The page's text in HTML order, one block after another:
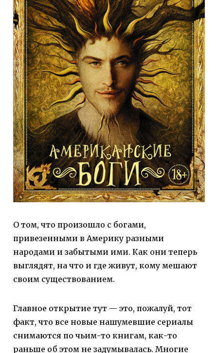
О том, что произошло с богами,
привезенными в Америку разными
народами и забытыми ими. Как они теперь
выглядят, на что и где живут, кому мешают
своим существованием.
Главное открытие тут — это, пожалуй, тот
факт, что все новые нашумевшие сериалы
снимаются по чьим-то книгам, как-то
раньше об этом не задумывалась. Многие